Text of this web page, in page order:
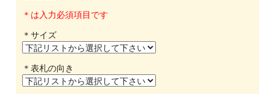
＊は入力必須項目です
＊サイズ
＊表札の向き